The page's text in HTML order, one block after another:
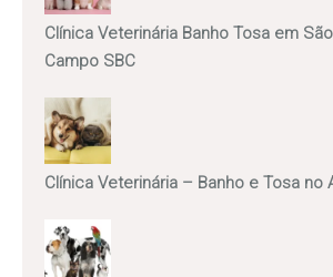
Clínica Veterinária Banho Tosa em
Campo SBC
Clínica Veterinária – Banho e Tosa no